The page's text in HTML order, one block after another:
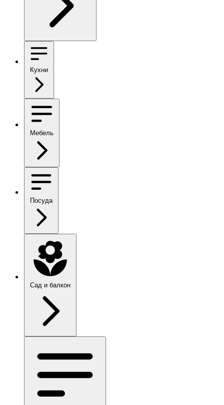
Кухни
Мебель
Посуда
Сад и балкон